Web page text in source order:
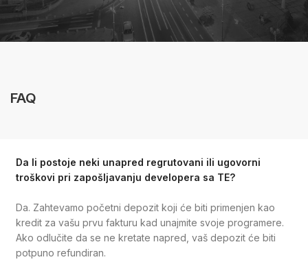
FAQ
Da li postoje neki unapred regrutovani ili ugovorni
troškovi pri zapošljavanju developera sa TE?
Da. Zahtevamo početni depozit koji će biti primenjen kao
kredit za vašu prvu fakturu kad unajmite svoje programere.
Ako odlučite da se ne kretate napred, vaš depozit će biti
potpuno refundiran.